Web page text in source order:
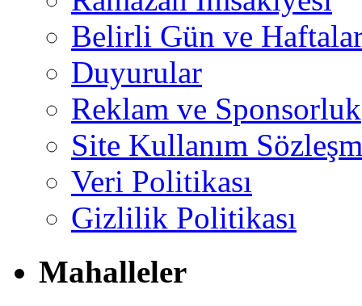
Belirli Gün ve
Duyurular
Reklam ve Sponsorluk
Site Kullanım
Veri Politikası
Gizlilik Politikası
Mahalleler